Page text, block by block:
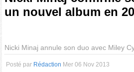
un nouvel album en
Nicki Minaj annule son duo avec Miley
Posté par Rédaction Mer 06 Nov 2013